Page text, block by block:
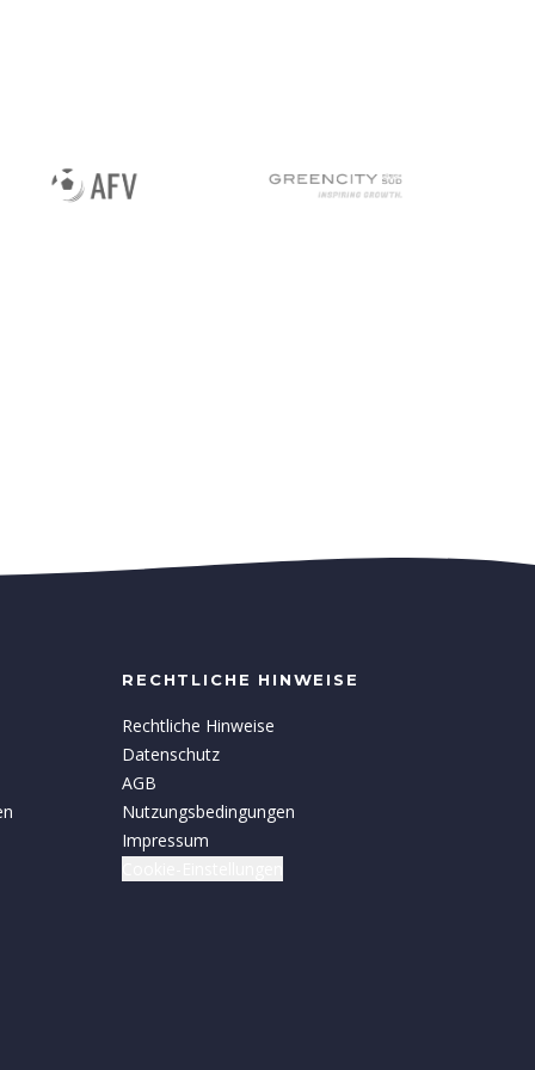
RECHTLICHE HINWEISE
Rechtliche Hinweise
Datenschutz
AGB
Nutzungsbedingungen
Impressum